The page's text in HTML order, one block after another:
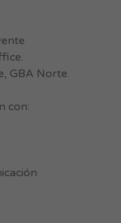
GBA Norte.
con: